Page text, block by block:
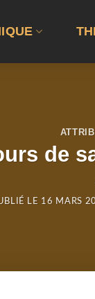
de
LE 16 MARS